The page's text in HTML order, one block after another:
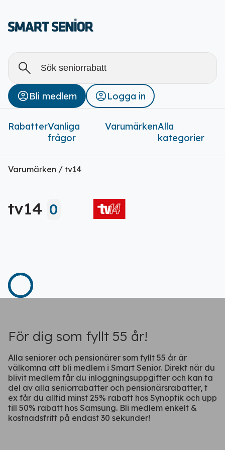
Alla
Rabatter (0)
Bli medlem Logga in
RabatterVanliga
frågor
VarumärkenAlla
kategorier
Varumärken / tv14
tv14 0
För dig som fyllt 55 år!
Alla seniorer och pensionärer som fyllt 55 år är
välkomna att bli medlem i Smart Senior. Direkt när du
blivit medlem får du inloggningsuppgifter och kan ta
del av alla seniorrabatter och pensionärsrabatter, t
ex får du alltid minst 25% rabatt hos Synoptik och upp
till 50% rabatt hos Samsung. Bli medlem enkelt &
kostnadsfritt på endast 30 sekunder!
Fortsätt på webben